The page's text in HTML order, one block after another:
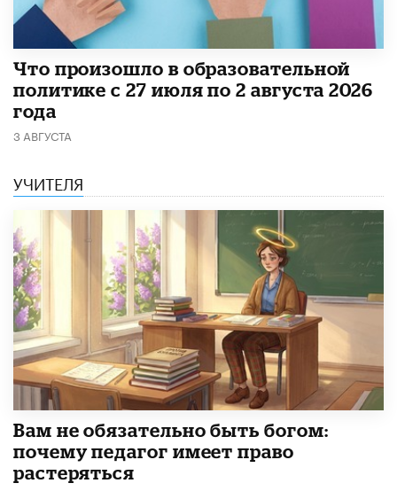
​Что произошло в образовательной
политике с 27 июля по 2 августа 2026
года
3 АВГУСТА
УЧИТЕЛЯ
​Вам не обязательно быть богом:
почему педагог имеет право
растеряться